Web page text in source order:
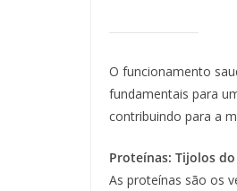
O funcionamento
fundamentais para
contribuindo para a
Proteínas: Tijolos
As proteínas são os